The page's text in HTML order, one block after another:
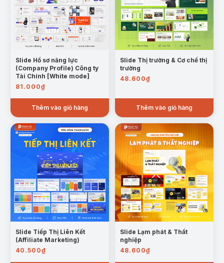
Slide Hồ sơ năng lực
(Company Profile) Công ty
Tài Chính [White mode]
81.000₫
Thêm vào giỏ hàng
Slide Thị trường & Cơ chế thị
trường
48.600₫
Thêm vào giỏ hàng
Slide Tiếp Thị Liên Kết
(Affiliate Marketing)
40.500₫
Slide Lạm phát & Thất
nghiệp
48.600₫